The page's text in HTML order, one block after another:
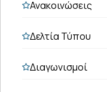
Ανακοινώσεις
Δελτία Τύπου
Διαγωνισμοί